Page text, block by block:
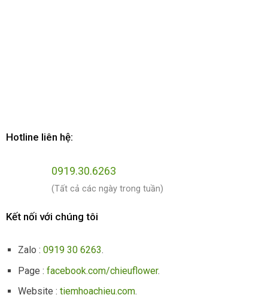
Hotline liên hệ:
0919.30.6263
(Tất cả các ngày trong tuần)
Kết nối với chúng tôi
Zalo :0919 30 6263.
Page :facebook.com/chieuflower.
Website :tiemhoachieu.com.